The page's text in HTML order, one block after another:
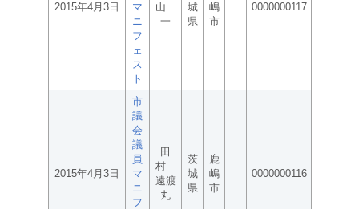
2015年4月3日
マ
ニ
フ
ェ
ス
ト
山
一
城
県
嶋
市
0000000117
2015年4月3日
市
議
会
議
員
マ
ニ
フ
田
村
遠渡
丸
茨
城
県
鹿
嶋
市
0000000116